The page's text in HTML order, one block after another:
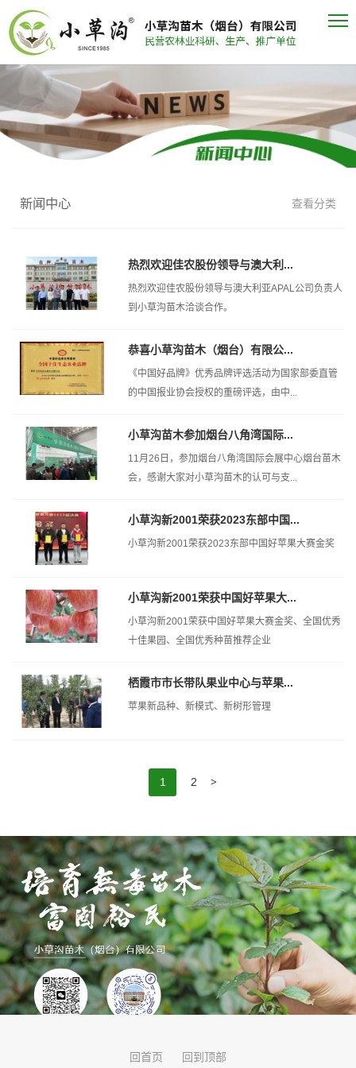
新闻中心 查看分类
热烈欢迎佳农股份领导与澳大利...
热烈欢迎佳农股份领导与澳大利亚APAL公司负责人
到小草沟苗木洽谈合作。
恭喜小草沟苗木（烟台）有限公...
《中国好品牌》优秀品牌评选活动为国家部委直管
的中国报业协会授权的重磅评选，由中...
小草沟苗木参加烟台八角湾国际...
11月26日，参加烟台八角湾国际会展中心烟台苗木
会，感谢大家对小草沟苗木的认可与支...
小草沟新2001荣获2023东部中国...
小草沟新2001荣获2023东部中国好苹果大赛金奖
小草沟新2001荣获中国好苹果大...
小草沟新2001荣获中国好苹果大赛金奖、全国优秀
十佳果园、全国优秀种苗推荐企业
栖霞市市长带队果业中心与苹果...
苹果新品种、新模式、新树形管理
1 2 >
回首页 回到顶部